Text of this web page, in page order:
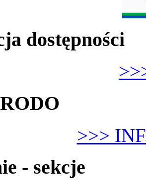
dostępności
>>>
- sekcje